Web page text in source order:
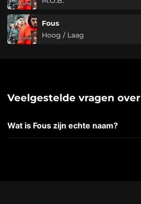
Fous
Hoog / Laag
Veelgestelde vragen
Wat is Fous zijn echte naam?